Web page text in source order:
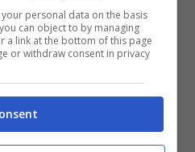
anni ormai, è un
–
commentano il
e alla Cultura
– quest’anno voleremo
personal data on the basis
can object to by managing
a link at the bottom of this page
or withdraw consent in privacy